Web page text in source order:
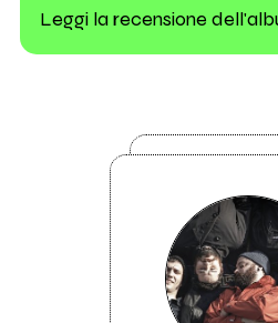
Leggi la recensione